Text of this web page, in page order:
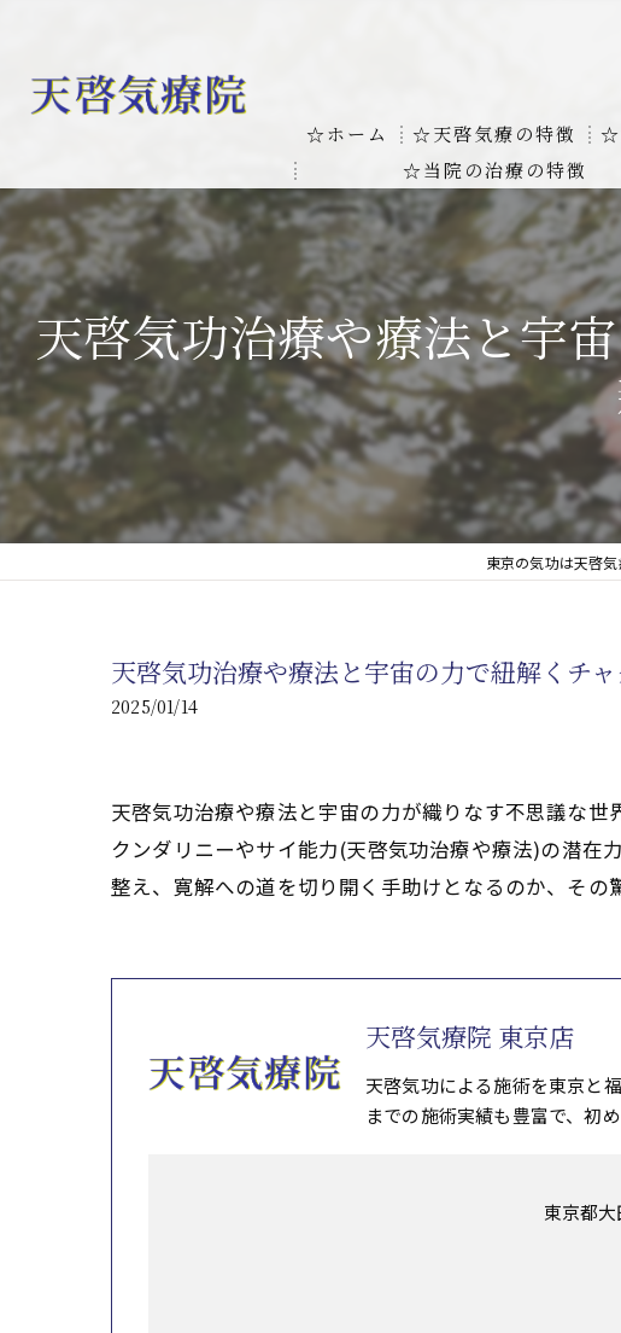
☆ホーム ☆天啓気療の特徴
お客様の質問に対する回答
天啓気療に関する書籍
本物の気功師にも優るサ
気功治療や療法と天啓気
☆
☆当院の治療の特徴
線維筋痛症
線維筋痛症が天啓気療により奇跡的
難病の疾患
難病治療に革命チャクラ覚醒サイ能
肝臓の疾患
肝臓疾患の原因と症状を解明及び
心臓の疾患
腎臓の疾患
天啓気功治療や療法と宇
東京の気功は天啓
天啓気功治療や療法と宇宙の力で紐解くチ
2025/01/14
天啓気功治療や療法と宇宙の力が織りなす不思議な
クンダリニーやサイ能力(天啓気功治療や療法)の潜在
整え、寛解への道を切り開く手助けとなるのか、その
天啓気療院 東京店
天啓気功による施術を東京と
までの施術実績も豊富で、初
東京都